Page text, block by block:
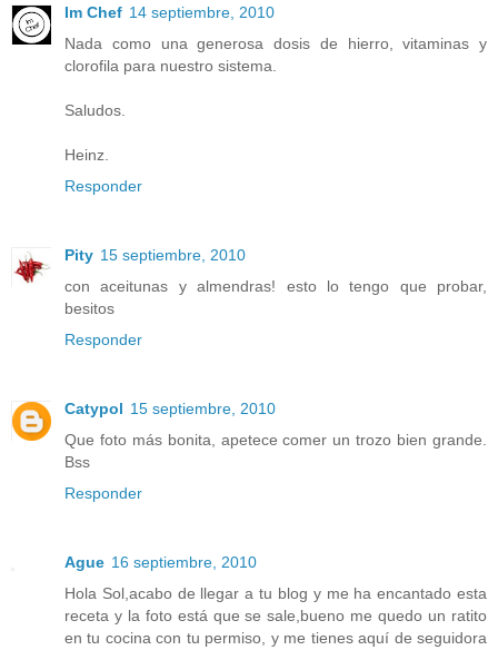
Im Chef 14 septiembre, 2010
Nada como una generosa dosis de hierro, vitaminas y
clorofila para nuestro sistema.
Saludos.
Heinz.
Responder
Pity 15 septiembre, 2010
con aceitunas y almendras! esto lo tengo que probar,
besitos
Responder
Catypol 15 septiembre, 2010
Que foto más bonita, apetece comer un trozo bien grande.
Bss
Responder
Ague 16 septiembre, 2010
Hola Sol,acabo de llegar a tu blog y me ha encantado esta
receta y la foto está que se sale,bueno me quedo un ratito
en tu cocina con tu permiso, y me tienes aquí de seguidora